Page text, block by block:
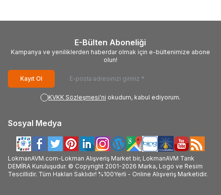
E-Bülten Aboneliği
Kampanya ve yeniliklerden haberdar olmak için e-bültenimize abone
olun!
Kayıt Ol
KVKK Sözleşmesi'ni okudum, kabul ediyorum.
Sosyal Medya
LokmanAVM.com-Lokman Alışveriş Market bir, LokmanAVM Tarık
DEMİRA Kuruluşudur. © Copyright 2001-2026 Marka, Logo ve Resim
Tescillidir. Tüm Hakları Saklıdır! %100Yerli - Online Alışveriş Marketidir.